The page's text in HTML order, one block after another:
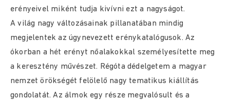
erényeivel miként tudja kivívni ezt a nagyságot.
A világ nagy változásainak pillanatában mindig
megjelentek az úgynevezett erénykatalógusok. Az
ókorban a hét erényt nőalakokkal személyesítette meg
a keresztény művészet. Régóta dédelgetem a magyar
nemzet örökségét felölelő nagy tematikus kiállítás
gondolatát. Az álmok egy része megvalósult és a